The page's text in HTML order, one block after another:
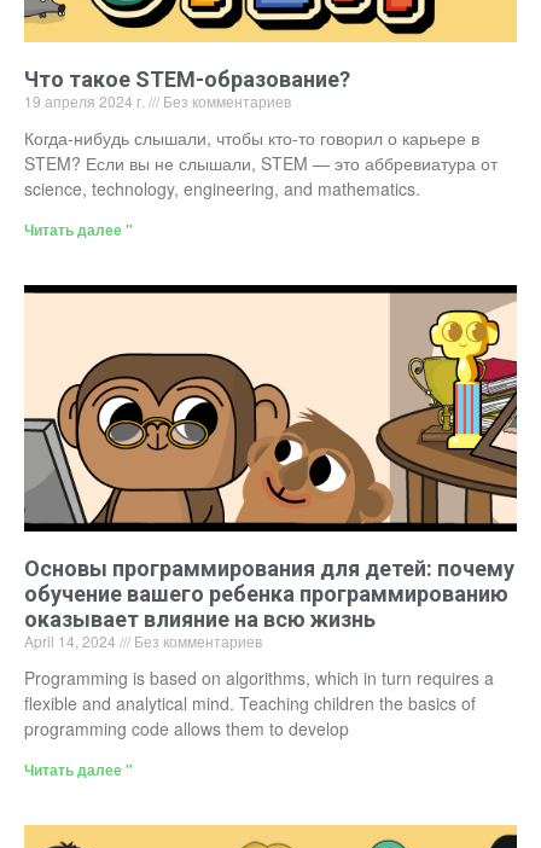
Что такое STEM-образование?
19 апреля 2024 г. Без комментариев
Когда-нибудь слышали, чтобы кто-то говорил о карьере в
STEM? Если вы не слышали, STEM — это аббревиатура от
science, technology, engineering, and mathematics.
Читать далее "
Основы программирования для детей: почему
обучение вашего ребенка программированию
оказывает влияние на всю жизнь
April 14, 2024 Без комментариев
Programming is based on algorithms, which in turn requires a
flexible and analytical mind. Teaching children the basics of
programming code allows them to develop
Читать далее "